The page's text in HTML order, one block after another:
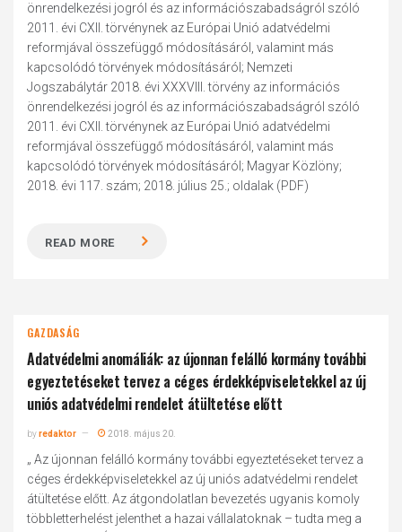
önrendelkezési jogról és az információszabadságról szóló
2011. évi CXII. törvénynek az Európai Unió adatvédelmi
reformjával összefüggő módosításáról, valamint más
kapcsolódó törvények módosításáról; Nemzeti
Jogszabálytár 2018. évi XXXVIII. törvény az információs
önrendelkezési jogról és az információszabadságról szóló
2011. évi CXII. törvénynek az Európai Unió adatvédelmi
reformjával összefüggő módosításáról, valamint más
kapcsolódó törvények módosításáról; Magyar Közlöny;
2018. évi 117. szám; 2018. július 25.; oldalak (PDF)
READ MORE
GAZDASÁG
Adatvédelmi anomáliák: az újonnan felálló kormány további
egyeztetéseket tervez a céges érdekképviseletekkel az új
uniós adatvédelmi rendelet átültetése előtt
byredaktor 2018. május 20.
„ Az újonnan felálló kormány további egyeztetéseket tervez a
céges érdekképviseletekkel az új uniós adatvédelmi rendelet
átültetése előtt. Az átgondolatlan bevezetés ugyanis komoly
többletterhelést jelenthet a hazai vállalatoknak – tudta meg a